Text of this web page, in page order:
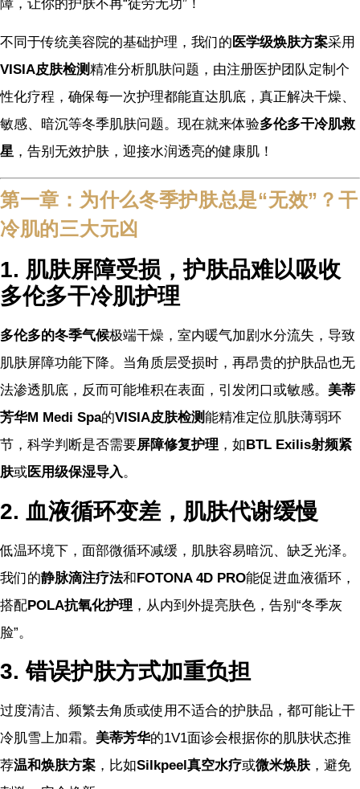
障，让你的护肤不再“徒劳无功”！
不同于传统美容院的基础护理，我们的 医学级焕肤方案采用
VISIA皮肤检测精准分析肌肤问题，由注册医护团队定制个
性化疗程，确保每一次护理都能直达肌底，真正解决干燥、
敏感、暗沉等冬季肌肤问题。现在就来体验多伦多干冷肌救
星 ，告别无效护肤，迎接水润透亮的健康肌！
第一章：为什么冬季护肤总是“无效”？干
冷肌的三大元凶
1. 肌肤屏障受损，护肤品难以吸收
多伦多干冷肌护理
多伦多的冬季气候极端干燥，室内暖气加剧水分流失，导致
肌肤屏障功能下降。当角质层受损时，再昂贵的护肤品也无
法渗透肌底，反而可能堆积在表面，引发闭口或敏感。 美蒂
芳华M Medi Spa的VISIA皮肤检测能精准定位肌肤薄弱环
节，科学判断是否需要屏障修复护理 ，如 BTL Exilis射频紧
肤或医用级保湿导入。
2. 血液循环变差，肌肤代谢缓慢
低温环境下，面部微循环减缓，肌肤容易暗沉、缺乏光泽。
我们的静脉滴注疗法和FOTONA 4D PRO能促进血液循环，
搭配POLA抗氧化护理 ，从内到外提亮肤色，告别“冬季灰
脸”。
3. 错误护肤方式加重负担
过度清洁、频繁去角质或使用不适合的护肤品，都可能让干
冷肌雪上加霜。 美蒂芳华的1V1面诊会根据你的肌肤状态推
荐温和焕肤方案 ，比如Silkpeel真空水疗或微米焕肤，避免